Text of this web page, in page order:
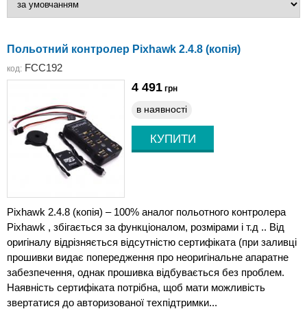
Польотний контролер Pixhawk 2.4.8 (копія)
код: FCC192
4 491 грн
в наявності
Pixhawk 2.4.8 (копія) – 100% аналог польотного контролера
Pixhawk , збігається за функціоналом, розмірами і т.д .. Від
оригіналу відрізняється відсутністю сертифіката (при заливці
прошивки видає попередження про неоригінальне апаратне
забезпечення, однак прошивка відбувається без проблем.
Наявність сертифіката потрібна, щоб мати можливість
звертатися до авторизованої техпідтримки...